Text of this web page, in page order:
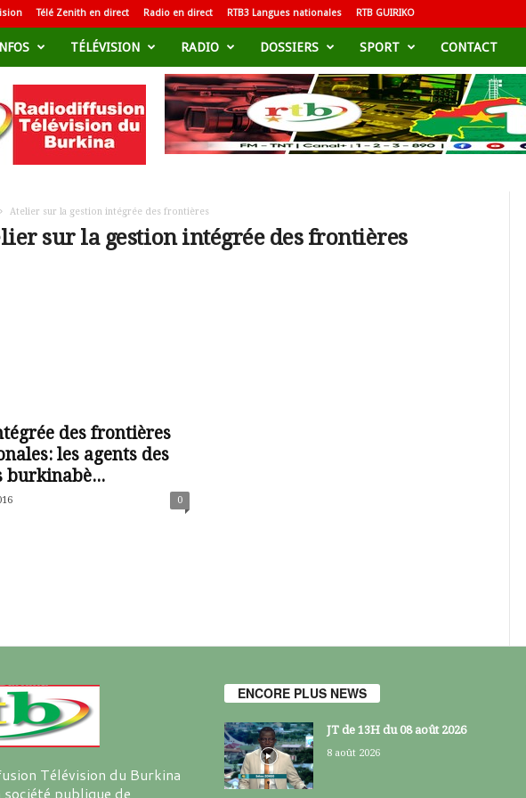
Télé Zenith en direct Radio en direct RTB3 Langues nationales RTB GUIRIKO
TÉLÉVISION RADIO DOSSIERS SPORT CONTACT
Atelier sur la gestion intégrée des frontières
sur la gestion intégrée des frontières
des frontières
les agents des
burkinabè...
0
Télévision du Burkina
publique de
ENCORE PLUS NEWS
JT de 13H du 08 août 2026
8 août 2026